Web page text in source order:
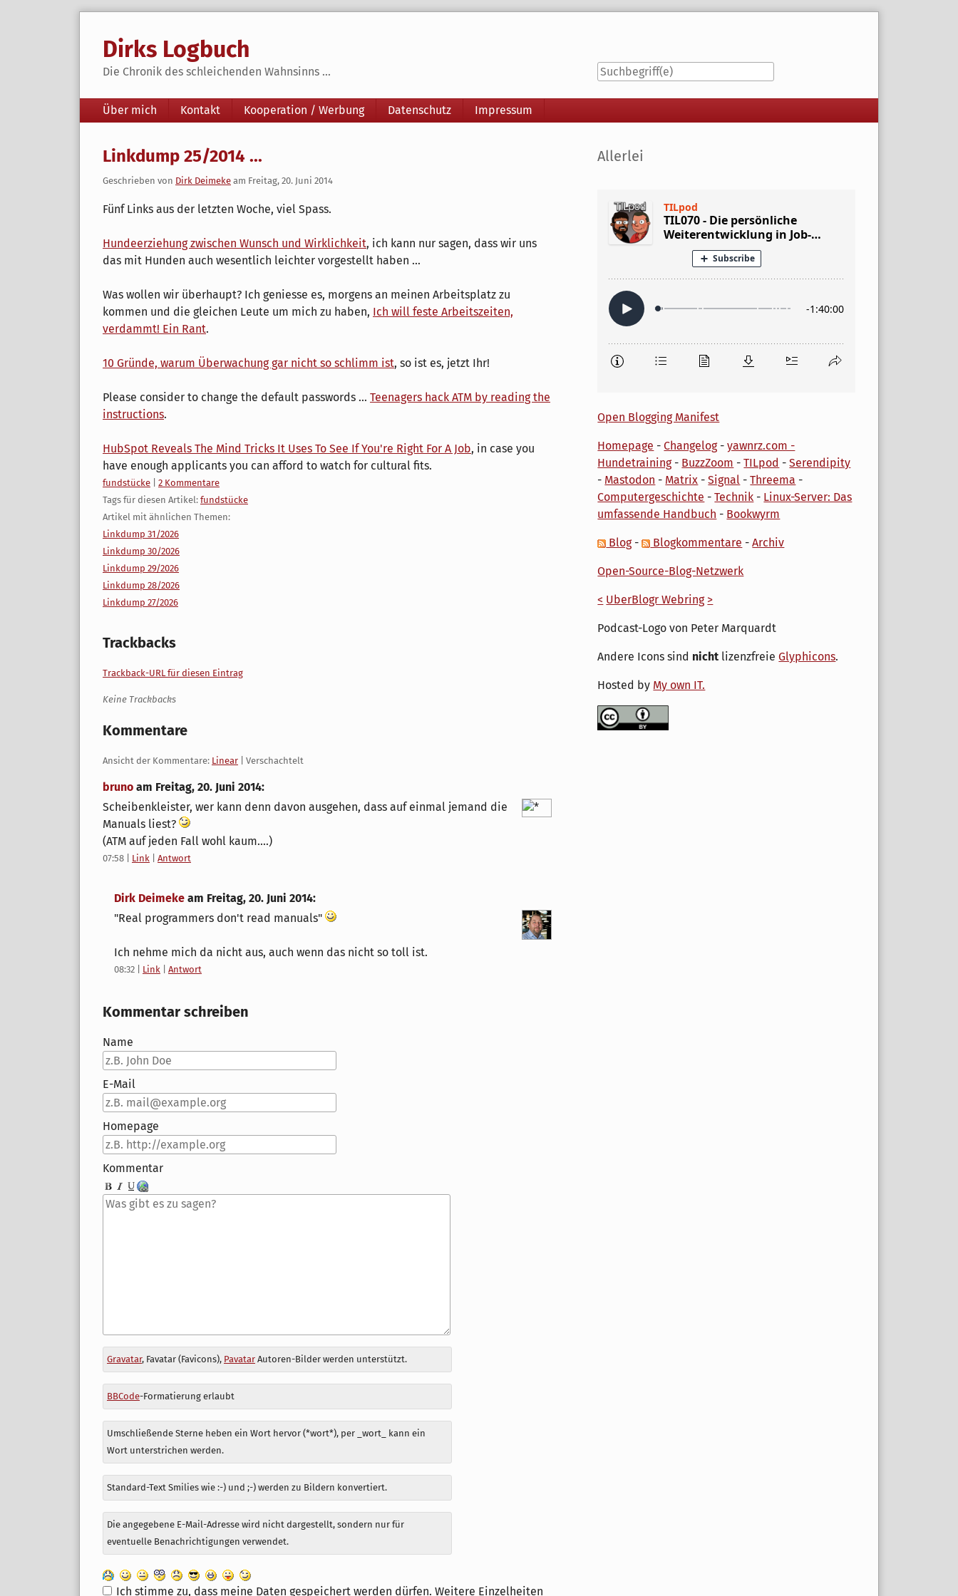
Dirks Logbuch
Die Chronik des schleichenden Wahnsinns ...
Navigation
Über mich Kontakt Kooperation / Werbung Datenschutz Impressum
Linkdump 25/2014 ...
Geschrieben von Dirk Deimeke am Freitag, 20. Juni 2014
Fünf Links aus der letzten Woche, viel Spass.
Hundeerziehung zwischen Wunsch und Wirklichkeit, ich kann nur sagen, dass wir uns
das mit Hunden auch wesentlich leichter vorgestellt haben ...
Was wollen wir überhaupt? Ich geniesse es, morgens an meinen Arbeitsplatz zu
kommen und die gleichen Leute um mich zu haben, Ich will feste Arbeitszeiten,
verdammt! Ein Rant.
10 Gründe, warum Überwachung gar nicht so schlimm ist, so ist es, jetzt Ihr!
Please consider to change the default passwords ... Teenagers hack ATM by reading the
instructions.
HubSpot Reveals The Mind Tricks It Uses To See If You're Right For A Job, in case you
have enough applicants you can afford to watch for cultural fits.
Kategorien:
fundstücke
2 Kommentare
Tags für diesen Artikel: fundstücke
Artikel mit ähnlichen Themen:
Linkdump 31/2026
Linkdump 30/2026
Linkdump 29/2026
Linkdump 28/2026
Linkdump 27/2026
Trackbacks
Trackback-URL für diesen Eintrag
Keine Trackbacks
Kommentare
Ansicht der Kommentare: Linear | Verschachtelt
bruno am Freitag, 20. Juni 2014:
Scheibenkleister, wer kann denn davon ausgehen, dass auf einmal jemand die
Manuals liest?
(ATM auf jeden Fall wohl kaum....)
07:58 Link Antwort
Dirk Deimeke am Freitag, 20. Juni 2014:
"Real programmers don't read manuals"
Ich nehme mich da nicht aus, auch wenn das nicht so toll ist.
08:32 Link Antwort
Kommentar schreiben
Name
E-Mail
Homepage
Kommentar
Antwort
zu
Gravatar, Favatar (Favicons), PavatarAutoren-Bilder werden unterstützt.
BBCode-Formatierung erlaubt
Umschließende Sterne heben ein Wort hervor (*wort*), per _wort_ kann ein
Wort unterstrichen werden.
Standard-Text Smilies wie :-) und ;-) werden zu Bildern konvertiert.
Die angegebene E-Mail-Adresse wird nicht dargestellt, sondern nur für
eventuelle Benachrichtigungen verwendet.
Ich stimme zu, dass meine Daten gespeichert werden dürfen. Weitere Einzelheiten
Seitenleiste
Allerlei
Open Blogging Manifest
Homepage -Changelog-yawnrz.com -
Hundetraining- BuzzZoom -TILpod -Serendipity
- Mastodon - Matrix -Signal -Threema -
Computergeschichte -Technik - Linux-Server: Das
umfassende Handbuch - Bookwyrm
Blog- Blogkommentare -Archiv
Open-Source-Blog-Netzwerk
< UberBlogr Webring >
Podcast-Logo von Peter Marquardt
Andere Icons sind nicht lizenzfreieGlyphicons.
Hosted by My own IT.